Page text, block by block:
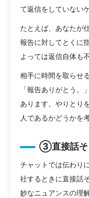
て返信をしていない
たとえば、あなたが
報告に対してとくに
よっては返信自体も
相手に時間を取らせ
「報告ありがとう。
あります。やりとり
人であるかどうかを
③直接話そ
チャットでは伝わり
社するときに直接話
妙なニュアンスの理